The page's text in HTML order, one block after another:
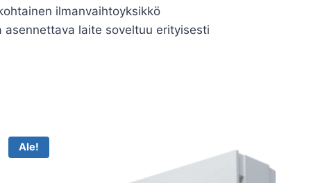
ilmanvaihtoyksikkö
laite soveltuu erityisesti
Ale!